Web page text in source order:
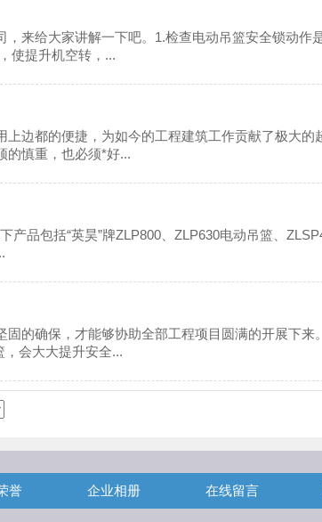
来给大家讲解一下吧。1.检查电动吊篮安全锁动作
使提升机空转，...
都的便捷，为如今的工程建筑工作贡献了极大的
的慎重，也必须*好...
品包括“英昊”牌ZLP800、ZLP630电动吊篮、
的确保，才能够协助全部工程项目圆满的开展下来
会大大提升安全...
誉 企业相册 在线留言